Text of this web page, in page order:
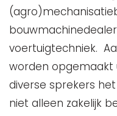
voertuigtechniek.
worden opgemaakt
diverse sprekers het
niet alleen zakelijk